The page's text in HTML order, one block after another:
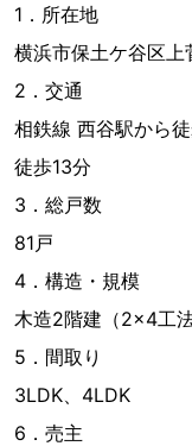
1．所在地
横浜市保土ケ谷区上
2．交通
相鉄線 西谷駅から
徒歩13分
3．総戸数
81戸
4．構造・規模
木造2階建（2×4工法
5．間取り
3LDK、4LDK
6．売主